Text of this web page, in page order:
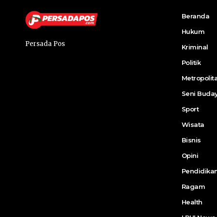
Persada Pos
Beranda
Hukum
Kriminal
Politik
Seni
Sport
Wisata
Bisnis
Opini
Ragam
Health